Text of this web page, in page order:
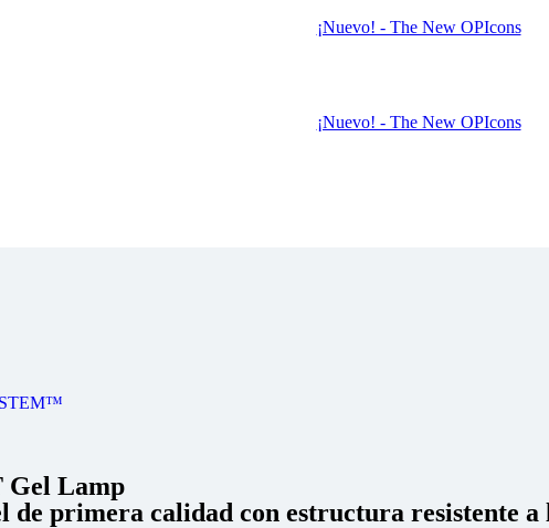
¡Nuevo! - The New OPIcons
¡Nuevo! - The New OPIcons
Gel Lamp
de primera calidad con estructura resistente a